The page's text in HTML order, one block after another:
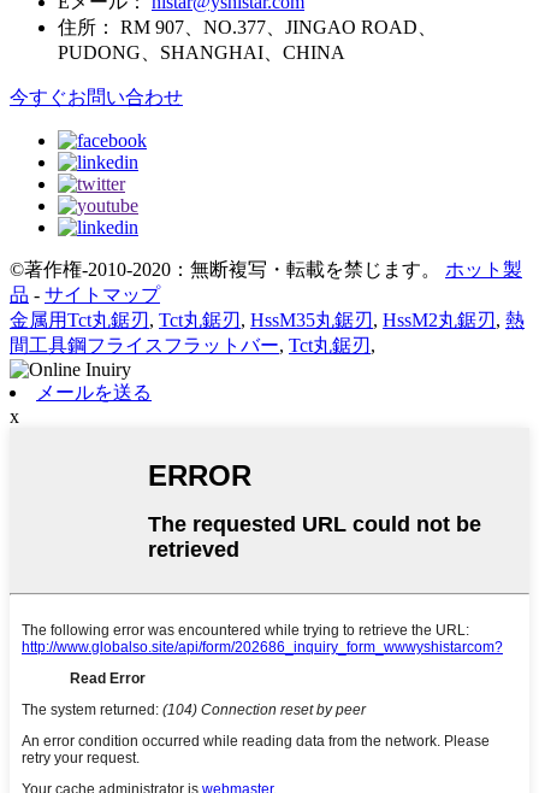
住所：
RM 907、NO.377、JINGAO ROAD、
PUDONG、SHANGHAI、CHINA
今すぐお問い合わせ
©著作権-2010-2020：無断複写・転載を禁じます。 ホット製
品 - サイトマップ
金属用Tct丸鋸刃 , Tct丸鋸刃 , HssM35丸鋸刃 , HssM2丸鋸刃 , 熱
間工具鋼フライスフラットバー, Tct丸鋸刃 ,
メールを送る
x